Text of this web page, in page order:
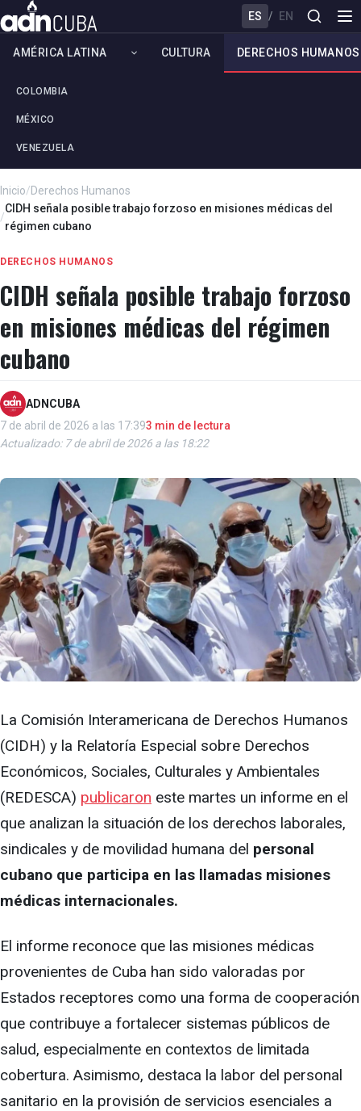
ES / EN
AMÉRICA LATINA
COLOMBIA
MÉXICO
VENEZUELA
CULTURA DERECHOS HUMANOS
Inicio/Derechos Humanos
/
CIDH señala posible trabajo forzoso en misiones médicas del
régimen cubano
DERECHOS HUMANOS
CIDH señala posible trabajo forzoso
en misiones médicas del régimen
cubano
ADNCUBA
7 de abril de 2026 a las 17:393 min de lectura
Actualizado: 7 de abril de 2026 a las 18:22
La Comisión Interamericana de Derechos Humanos
(CIDH) y la Relatoría Especial sobre Derechos
Económicos, Sociales, Culturales y Ambientales
(REDESCA) publicaron este martes un informe en el
que analizan la situación de los derechos laborales,
sindicales y de movilidad humana del personal
cubano que participa en las llamadas misiones
médicas internacionales.
El informe reconoce que las misiones médicas
provenientes de Cuba han sido valoradas por
Estados receptores como una forma de cooperación
que contribuye a fortalecer sistemas públicos de
salud, especialmente en contextos de limitada
cobertura. Asimismo, destaca la labor del personal
sanitario en la provisión de servicios esenciales a